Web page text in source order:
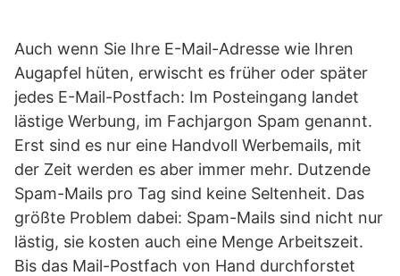
Auch wenn Sie Ihre E-Mail-Adresse wie Ihren
Augapfel hüten, erwischt es früher oder später
jedes E-Mail-Postfach: Im Posteingang landet
lästige Werbung, im Fachjargon Spam genannt.
Erst sind es nur eine Handvoll Werbemails, mit
der Zeit werden es aber immer mehr. Dutzende
Spam-Mails pro Tag sind keine Seltenheit. Das
größte Problem dabei: Spam-Mails sind nicht nur
lästig, sie kosten auch eine Menge Arbeitszeit.
Bis das Mail-Postfach von Hand durchforstet